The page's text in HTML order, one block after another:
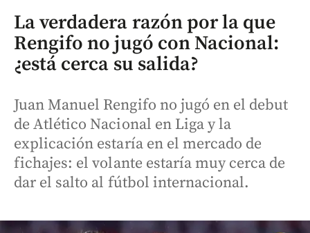
La verdadera razón por la que
Rengifo no jugó con Nacional:
¿está cerca su salida?
Juan Manuel Rengifo no jugó en el debut
de Atlético Nacional en Liga y la
explicación estaría en el mercado de
fichajes: el volante estaría muy cerca de
dar el salto al fútbol internacional.